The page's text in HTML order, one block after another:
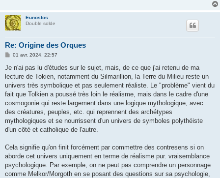
Eunostos
Double solde
Re: Origine des Orques
M
s
a
g
01 avr. 2024, 22:57
Je n'ai pas lu d'études sur le sujet, mais, de ce que j'ai retenu de ma
lecture de Tokien, notamment du Silmarillion, la Terre du Milieu reste un
univers très symbolique et pas seulement réaliste. Le "problème" vient du
fait que Tolkien a poussé très loin le réalisme, mais dans le cadre d'une
cosmogonie qui reste largement dans une logique mythologique, avec
des créatures, peuples, etc. qui reprennent des archétypes
mythologiques et se nourrissent d'un univers de symboles polythéiste
d'un côté et catholique de l'autre.
Cela signifie qu'on finit forcément par commettre des contresens si on
aborde cet univers uniquement en terme de réalisme pur. vraisemblance
psychologique. Par exemple, on ne peut pas comprendre un personnage
comme Melkor/Morgoth en se posant des questions sur sa psychologie,